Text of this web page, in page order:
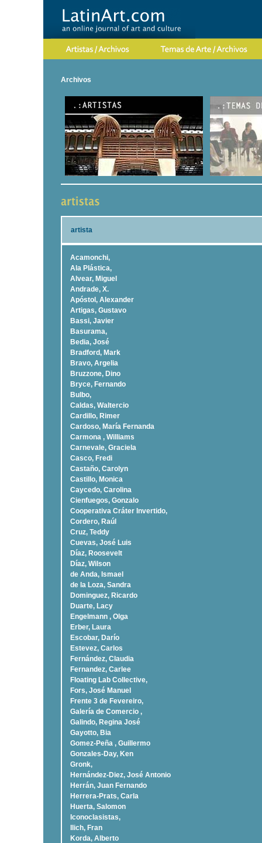
Archivos
artista
Acamonchi,
Ala Plástica,
Alvear, Miguel
Andrade, X.
Apóstol, Alexander
Artigas, Gustavo
Bassi, Javier
Basurama,
Bedia, José
Bradford, Mark
Bravo, Argelia
Bruzzone, Dino
Bryce, Fernando
Bulbo,
Caldas, Waltercio
Cardillo, Rimer
Cardoso, Marí­a Fernanda
Carmona , Williams
Carnevale, Graciela
Casco, Fredi
Castaño, Carolyn
Castillo, Monica
Caycedo, Carolina
Cienfuegos, Gonzalo
Cooperativa Cráter Invertido,
Cordero, Raúl
Cruz, Teddy
Cuevas, José Luis
Díaz, Roosevelt
Dí­az, Wilson
de Anda, Ismael
de la Loza, Sandra
Dominguez, Ricardo
Duarte, Lacy
Engelmann , Olga
Erber, Laura
Escobar, Darío
Estevez, Carlos
Fernández, Claudia
Fernandez, Carlee
Floating Lab Collective,
Fors, José Manuel
Frente 3 de Fevereiro,
Galería de Comercio ,
Galindo, Regina José
Gayotto, Bia
Gomez-Peña , Guillermo
Gonzales-Day, Ken
Gronk,
Hernández-Diez, José Antonio
Herrán, Juan Fernando
Herrera-Prats, Carla
Huerta, Salomon
Iconoclasistas,
Ilich, Fran
Korda, Alberto